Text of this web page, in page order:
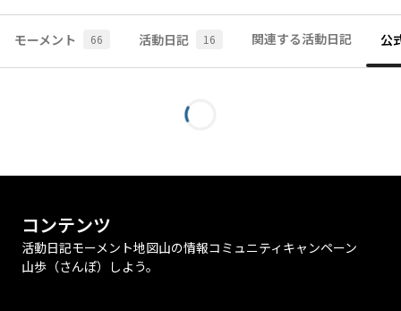
モーメント 66 活動日記 16 関連する活動日記 公
コンテンツ
活動日記モーメント地図山の情報コミュニティ キャンペーン
山歩（さんぽ）しよう。